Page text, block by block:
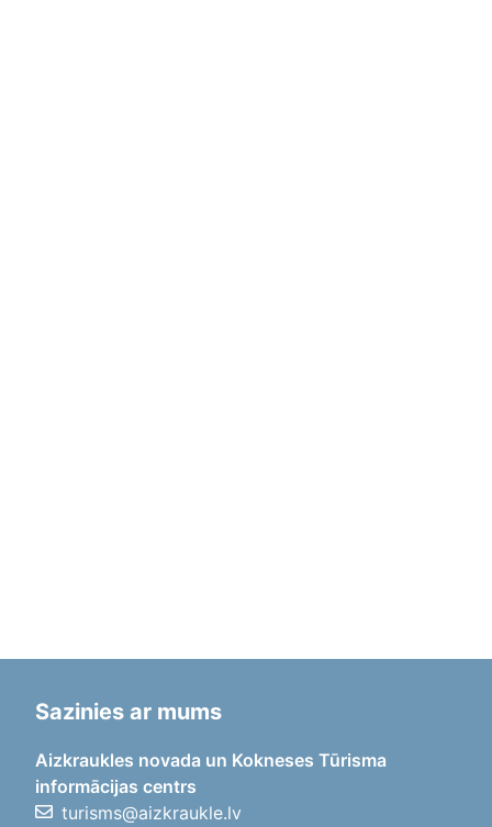
Sazinies ar mums
Aizkraukles novada un Kokneses Tūrisma
informācijas centrs
turisms@aizkraukle.lv